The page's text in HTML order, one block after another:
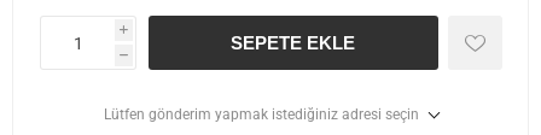
i
h
SEPETE EKLE
Lütfen gönderim yapmak istediğiniz adresi seçin